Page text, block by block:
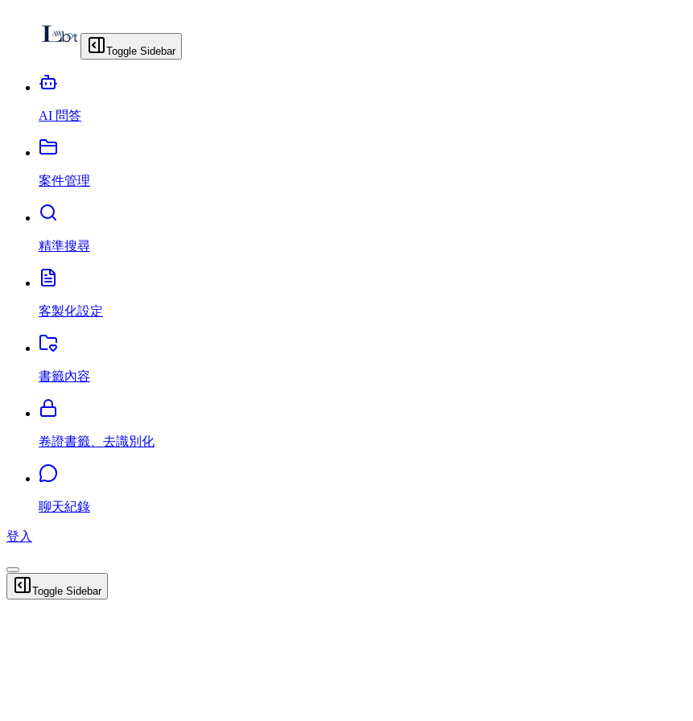
Toggle Sidebar
AI 問答
案件管理
精準搜尋
客製化設定
書籤內容
卷證書籤、去識別化
聊天紀錄
登入
Toggle Sidebar